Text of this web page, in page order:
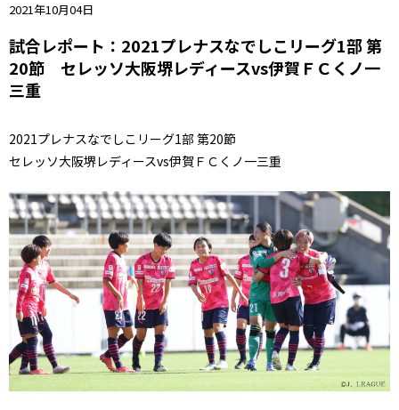
2021年10月04日
試合レポート：2021プレナスなでしこリーグ1部 第
20節 セレッソ大阪堺レディースvs伊賀ＦＣくノ一
三重
2021プレナスなでしこリーグ1部 第20節
セレッソ大阪堺レディースvs伊賀ＦＣくノ一三重